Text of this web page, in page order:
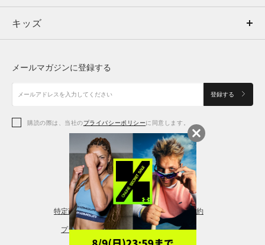
キッズ
アクセサリー
ボトムス
アクセサリー
トップス
シューズ
アクセサリー
レギンス＆タイツ
キッズ
シューズ
メールマガジンに登録する
登録する
購読の際は、当社のプライバシーポリシーに同意します。
特定商取引法に基づく通販の表記 会員規約
プライバシーポリシー